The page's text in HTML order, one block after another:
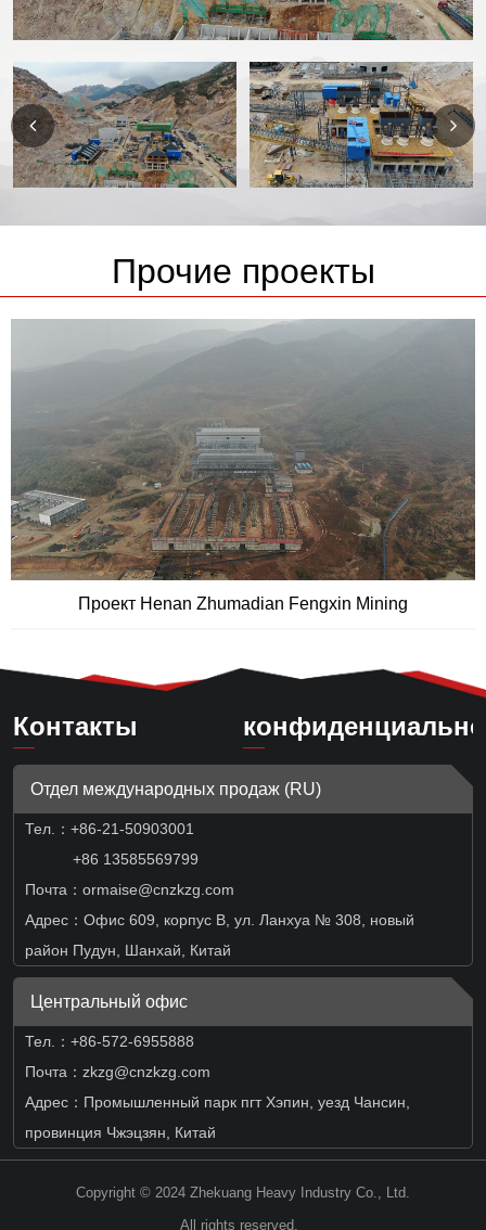
Прочие проекты
Проект Henan Zhumadian Fengxin Mining
Контакты
Отдел международных продаж (RU)
Тел.： +86-21-50903001
+86 13585569799
Почта：ormaise@cnzkzg.com
Адрес：Офис 609, корпус B, ул. Ланхуа № 308, новый
район Пудун, Шанхай, Китай
Центральный офис
Тел.：+86-572-6955888
Почта：zkzg@cnzkzg.com
Адрес：Промышленный парк пгт Хэпин, уезд Чансин,
провинция Чжэцзян, Китай
Copyright © 2024 Zhekuang Heavy Industry Co., Ltd.
All rights reserved.